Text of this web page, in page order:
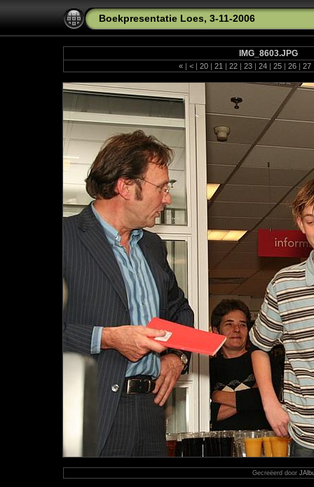
Boekpresentatie Loes, 3-11-2006
IMG_8603.JPG
«| < | 20| 21 | 22| 23| 24| 25| 26| 27
Gecreëerd door